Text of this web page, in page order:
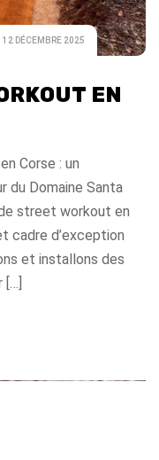
12 DÉCEMBRE 2025
EN
Corse : un
du Domaine Santa
workout en
cadre d’exception
et installons des
[…]